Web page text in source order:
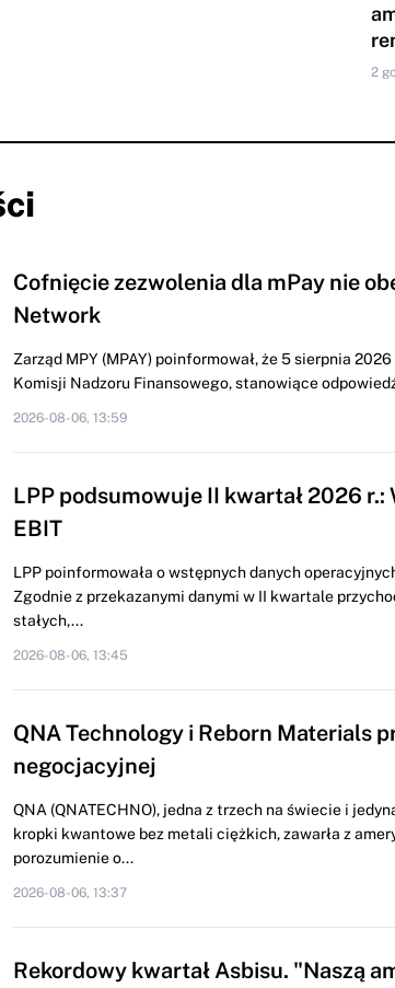
2
Cofnięcie zezwolenia dla mPay nie
Network
Zarząd MPY (MPAY) poinformował, że 5 sierpnia
Komisji Nadzoru Finansowego, stanowiące
2026-08-06, 13:59
LPP podsumowuje II kwartał 2026
EBIT
LPP poinformowała o wstępnych danych
Zgodnie z przekazanymi danymi w II kwartale
stałych,...
2026-08-06, 13:45
QNA Technology i Reborn Materials
negocjacyjnej
QNA (QNATECHNO), jedna z trzech na świecie i
kropki kwantowe bez metali ciężkich, zawarła z
porozumienie o...
2026-08-06, 13:37
Rekordowy kwartał Asbisu. "Naszą